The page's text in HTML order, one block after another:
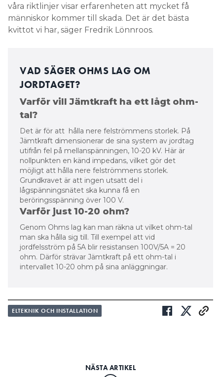
våra riktlinjer visar erfarenheten att mycket få
människor kommer till skada. Det är det bästa
kvittot vi har, säger Fredrik Lönnroos.
VAD SÄGER OHMS LAG OM
JORDTAGET?
Varför vill Jämtkraft ha ett lågt ohm-
tal?
Det är för att hålla nere felströmmens storlek. På
Jämtkraft dimensionerar de sina system av jordtag
utifrån fel på mellanspänningen, 10-20 kV. Här är
nollpunkten en känd impedans, vilket gör det
möjligt att hålla nere felströmmens storlek.
Grundkravet är att ingen utsatt del i
lågspänningsnätet ska kunna få en
beröringsspänning över 100 V.
Varför just 10-20 ohm?
Genom Ohms lag kan man räkna ut vilket ohm-tal
man ska hålla sig till. Till exempel att vid
jordfelsström på 5A blir resistansen 100V/5A = 20
ohm. Därför strävar Jämtkraft på ett ohm-tal i
intervallet 10-20 ohm på sina anläggningar.
ELTEKNIK OCH INSTALLATION